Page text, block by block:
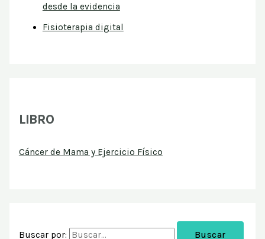
desde la evidencia
Fisioterapia digital
LIBRO
Cáncer de Mama y Ejercicio Físico
Buscar por: